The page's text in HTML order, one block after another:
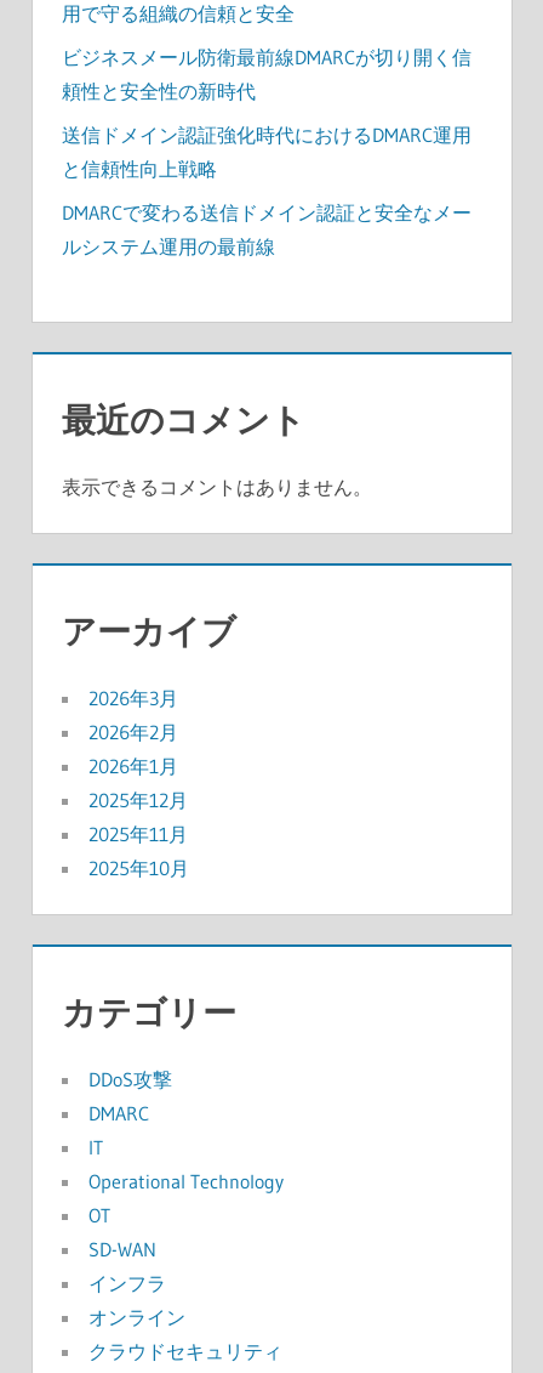
用で守る組織の信頼と安全
ビジネスメール防衛最前線DMARCが切り開く信
頼性と安全性の新時代
送信ドメイン認証強化時代におけるDMARC運用
と信頼性向上戦略
DMARCで変わる送信ドメイン認証と安全なメー
ルシステム運用の最前線
最近のコメント
表示できるコメントはありません。
アーカイブ
2026年3月
2026年2月
2026年1月
2025年12月
2025年11月
2025年10月
カテゴリー
DDoS攻撃
DMARC
IT
Operational Technology
OT
SD-WAN
インフラ
オンライン
クラウドセキュリティ